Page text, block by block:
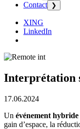
Contact ❯
XING
LinkedIn
Interprétation
17.06.2024
Un événement hybride
gain d’espace, la